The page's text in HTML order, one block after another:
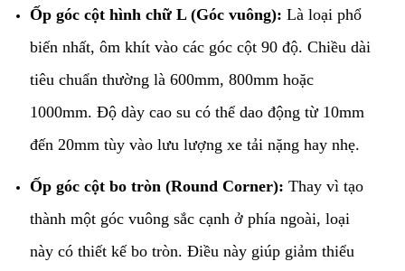
Ốp góc cột hình chữ L (Góc vuông): Là loại phổ
biến nhất, ôm khít vào các góc cột 90 độ. Chiều dài
tiêu chuẩn thường là 600mm, 800mm hoặc
1000mm. Độ dày cao su có thể dao động từ 10mm
đến 20mm tùy vào lưu lượng xe tải nặng hay nhẹ.
Ốp góc cột bo tròn (Round Corner): Thay vì tạo
thành một góc vuông sắc cạnh ở phía ngoài, loại
này có thiết kế bo tròn. Điều này giúp giảm thiểu